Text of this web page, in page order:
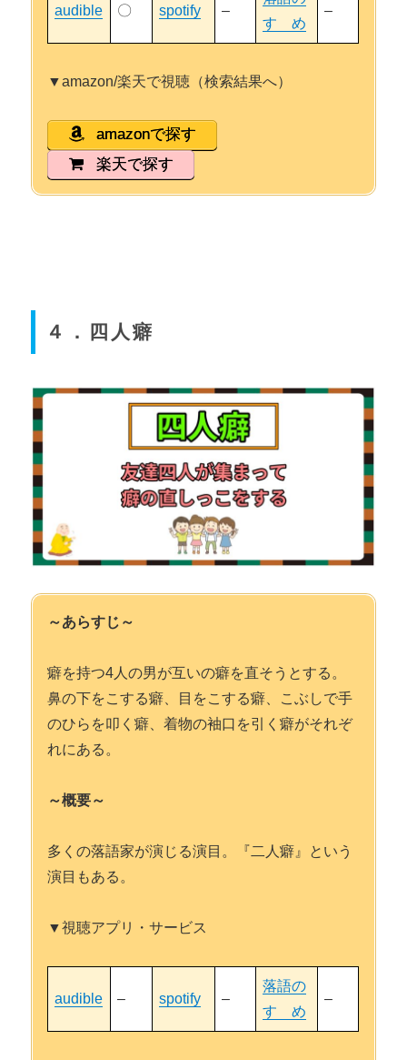
audible 〇 spotify –
すゝめ
–
▼amazon/楽天で視聴（検索結果へ）
amazonで探す
楽天で探す
４．四人癖
～あらすじ～
癖を持つ4人の男が互いの癖を直そうとする。
鼻の下をこする癖、目をこする癖、こぶしで手
のひらを叩く癖、着物の袖口を引く癖がそれぞ
れにある。
～概要～
多くの落語家が演じる演目。『二人癖』という
演目もある。
▼視聴アプリ・サービス
audible – spotify –
落語の
すゝめ
–